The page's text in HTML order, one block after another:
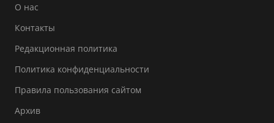
О нас
Контакты
Редакционная политика
Политика конфиденциальности
Правила пользования сайтом
Архив